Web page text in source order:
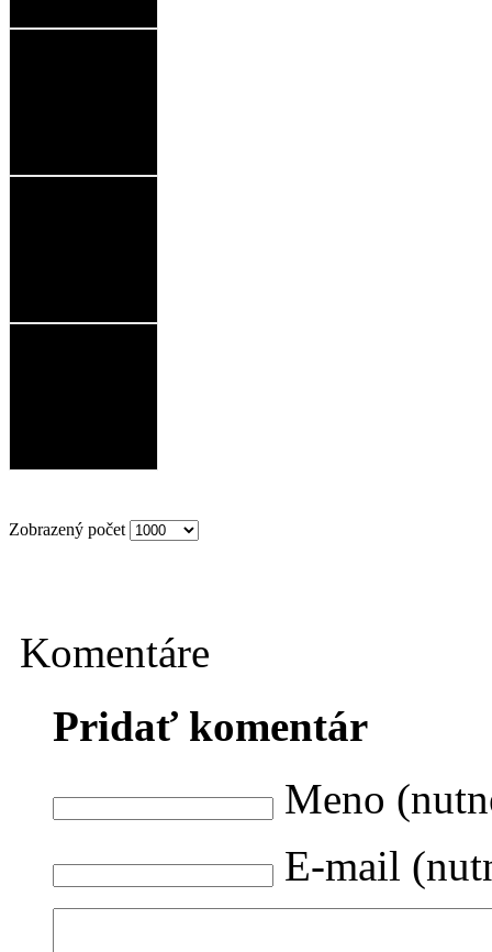
Zobrazený počet
Komentáre
Pridať komentár
Meno
E-mail